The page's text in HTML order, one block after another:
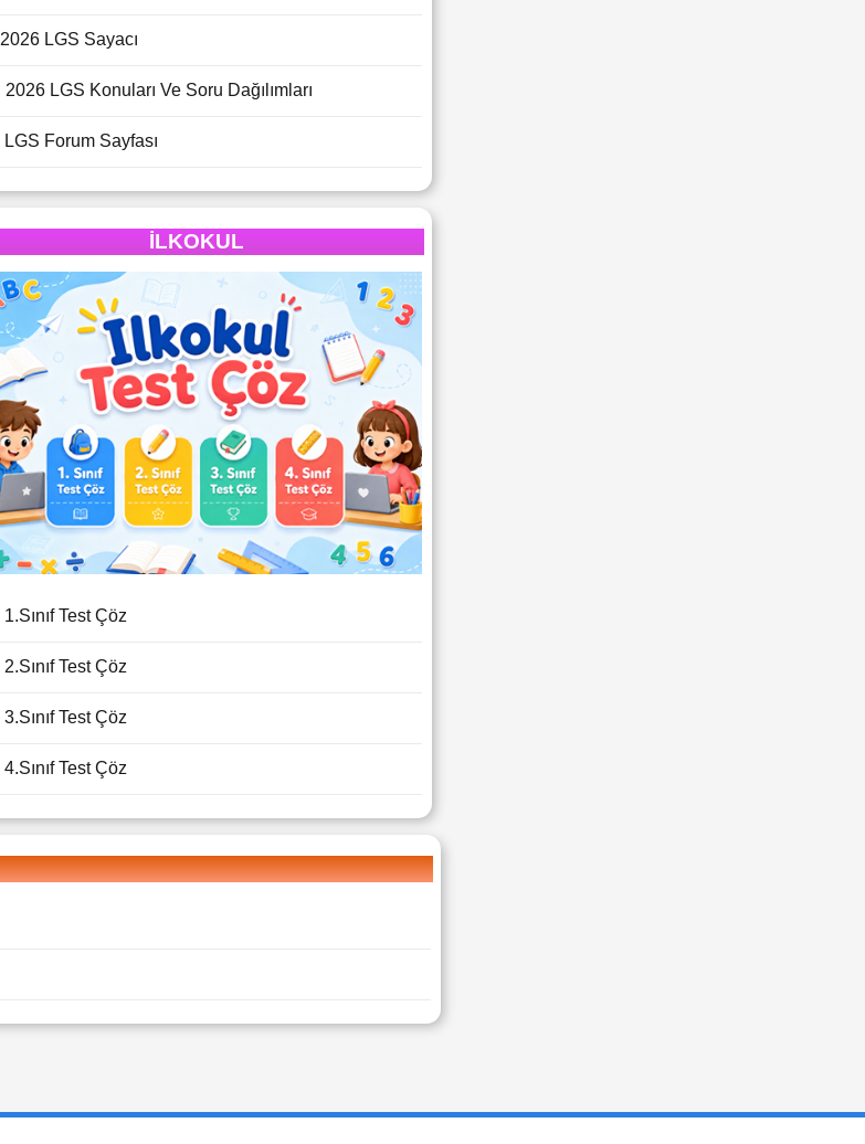
2026 LGS Sayacı
2026 LGS Konuları Ve Soru Dağılımları
LGS Forum Sayfası
İLKOKUL
1.Sınıf Test Çöz
2.Sınıf Test Çöz
3.Sınıf Test Çöz
4.Sınıf Test Çöz